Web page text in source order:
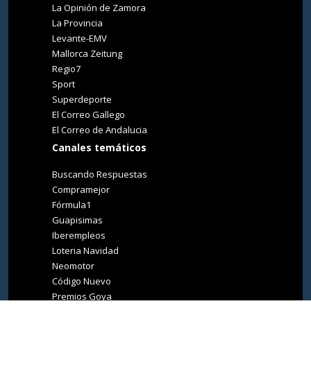
La Opinión de Zamora
La Provincia
Levante-EMV
Mallorca Zeitung
Regio7
Sport
Superdeporte
El Correo Gallego
El Correo de Andalucia
Canales temáticos
Buscando Respuestas
Compramejor
Fórmula1
Guapisimas
Iberempleos
Loteria Navidad
Neomotor
Código Nuevo
Premios Goya